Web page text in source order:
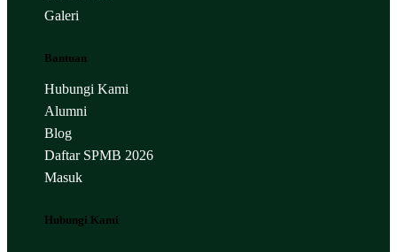
Galeri
Bantuan
Hubungi Kami
Alumni
Blog
Daftar SPMB 2026
Masuk
Hubungi Kami